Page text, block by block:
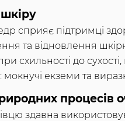
сприяє підтримці
та відновлення
схильності до
екземи та
процесів
здавна